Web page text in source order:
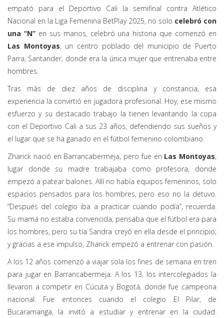
empató para el Deportivo Cali la semifinal contra Atlético
Nacional en la Liga Femenina BetPlay 2025, no solo celebró con
una “N”en sus manos, celebró una historia que comenzó en
Las Montoyas, un centro poblado del municipio de Puerto
Parra, Santander, donde era la única mujer que entrenaba entre
hombres.
Tras más de diez años de disciplina y constancia, esa
experiencia la convirtió en jugadora profesional. Hoy, ese mismo
esfuerzo y su destacado trabajo la tienen levantando la copa
con el Deportivo Cali a sus 23 años, defendiendo sus sueños y
el lugar que se ha ganado en el fútbol femenino colombiano.
Zharick nació en Barrancabermeja, pero fue en Las Montoyas,
lugar donde su madre trabajaba como profesora, donde
empezó a patear balones. Allí no había equipos femeninos, solo
espacios pensados para los hombres, pero eso no la detuvo.
“Después del colegio iba a practicar cuando podía”, recuerda.
Su mamá no estaba convencida, pensaba que el fútbol era para
los hombres, pero su tía Sandra creyó en ella desde el principio;
y gracias a ese impulso, Zharick empezó a entrenar con pasión.
A los 12 años comenzó a viajar sola los fines de semana en tren
para jugar en Barrancabermeja. A los 13, los intercolegiados la
llevaron a competir en Cúcuta y Bogotá, donde fue campeona
nacional. Fue entonces cuando el colegio El Pilar, de
Bucaramanga, la invitó a estudiar y entrenar en la ciudad.